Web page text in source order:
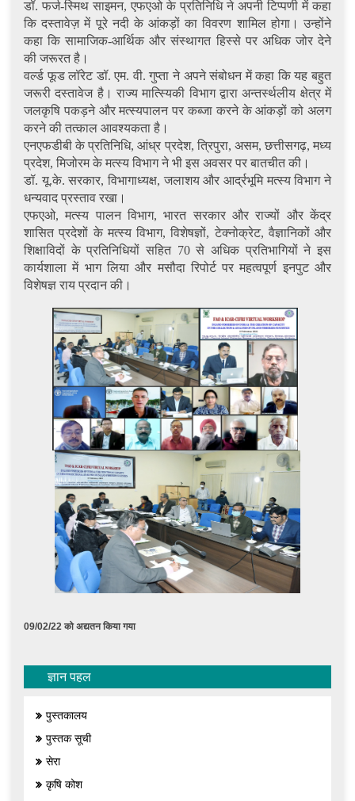
डॉ. फर्ज-स्मिथ साइमन, एफएओ के प्रतिनिधि ने अपनी टिप्पणी में कहा
कि दस्तावेज़ में पूरे नदी के आंकड़ों का विवरण शामिल होगा। उन्होंने
कहा कि सामाजिक-आर्थिक और संस्थागत हिस्से पर अधिक जोर देने
की जरूरत है।
वर्ल्ड फूड लॉरेट डॉ. एम. वी. गुप्ता ने अपने संबोधन में कहा कि यह बहुत
जरूरी दस्तावेज है। राज्य मात्स्यिकी विभाग द्वारा अन्तर्स्थलीय क्षेत्र में
जलकृषि पकड़ने और मत्स्यपालन पर कब्जा करने के आंकड़ों को अलग
करने की तत्काल आवश्यकता है।
एनएफडीबी के प्रतिनिधि, आंध्र प्रदेश, त्रिपुरा, असम, छत्तीसगढ़, मध्य
प्रदेश, मिजोरम के मत्स्य विभाग ने भी इस अवसर पर बातचीत की।
डॉ. यू.के. सरकार, विभागाध्यक्ष, जलाशय और आर्द्रभूमि मत्स्य विभाग ने
धन्यवाद प्रस्ताव रखा।
एफएओ, मत्स्य पालन विभाग, भारत सरकार और राज्यों और केंद्र
शासित प्रदेशों के मत्स्य विभाग, विशेषज्ञों, टेक्नोक्रेट, वैज्ञानिकों और
शिक्षाविदों के प्रतिनिधियों सहित 70 से अधिक प्रतिभागियों ने इस
कार्यशाला में भाग लिया और मसौदा रिपोर्ट पर महत्वपूर्ण इनपुट और
विशेषज्ञ राय प्रदान की।
09/02/22 को अद्यतन किया गया
ज्ञान पहल
पुस्तकालय
पुस्तक सूची
सेरा
कृषि कोश